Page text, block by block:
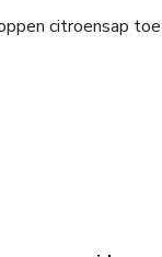
citroensap toe